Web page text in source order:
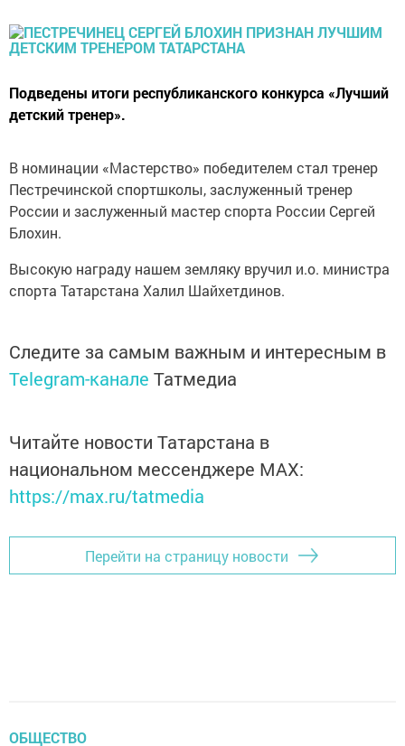
Подведены итоги республиканского конкурса «Лучший
детский тренер».
В номинации «Мастерство» победителем стал тренер
Пестречинской спортшколы, заслуженный тренер
России и заслуженный мастер спорта России Сергей
Блохин.
Высокую награду нашем земляку вручил и.о. министра
спорта Татарстана Халил Шайхетдинов.
Следите за самым важным и интересным в
Telegram-канале Татмедиа
Читайте новости Татарстана в
национальном мессенджере MАХ:
https://max.ru/tatmedia
Перейти на страницу новости
ОБЩЕСТВО